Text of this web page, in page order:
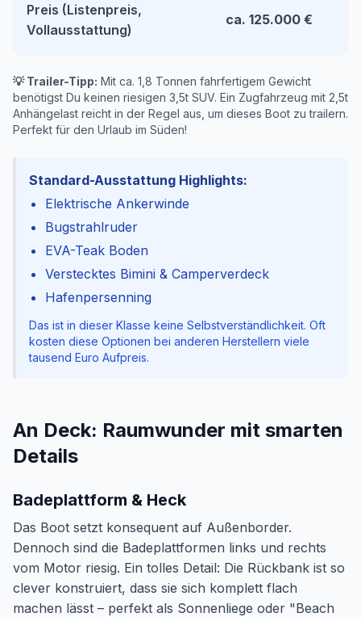
Preis (Listenpreis,
Vollausstattung)
ca. 125.000 €
💡 Trailer-Tipp: Mit ca. 1,8 Tonnen fahrfertigem Gewicht
benötigst Du keinen riesigen 3,5t SUV. Ein Zugfahrzeug mit 2,5t
Anhängelast reicht in der Regel aus, um dieses Boot zu trailern.
Perfekt für den Urlaub im Süden!
Standard-Ausstattung Highlights:
Elektrische Ankerwinde
Bugstrahlruder
EVA-Teak Boden
Verstecktes Bimini & Camperverdeck
Hafenpersenning
Das ist in dieser Klasse keine Selbstverständlichkeit. Oft
kosten diese Optionen bei anderen Herstellern viele
tausend Euro Aufpreis.
An Deck: Raumwunder mit smarten
Details
Badeplattform & Heck
Das Boot setzt konsequent auf Außenborder.
Dennoch sind die Badeplattformen links und rechts
vom Motor riesig. Ein tolles Detail: Die Rückbank ist so
clever konstruiert, dass sie sich komplett flach
machen lässt – perfekt als Sonnenliege oder "Beach